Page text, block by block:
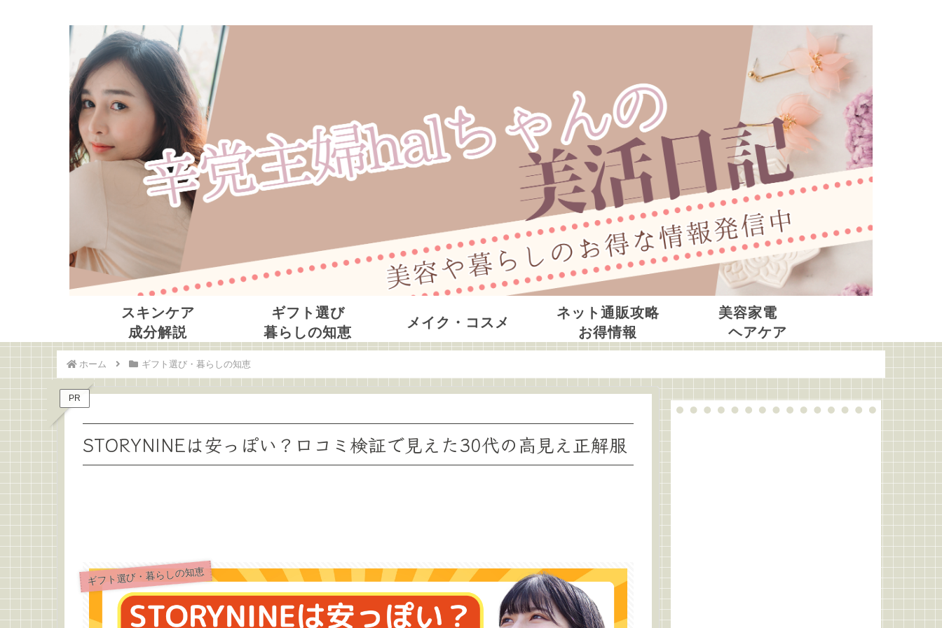
スキンケア
成分解説
ギフト選び
暮らしの知恵
メイク・コスメ
ネット通販攻略
お得情報
美容家電
ヘアケア
ホーム ギフト選び・暮らしの知恵
PR
STORYNINEは安っぽい？口コミ検証で見えた30代の高見え正解服
ギフト選び・暮らしの知恵